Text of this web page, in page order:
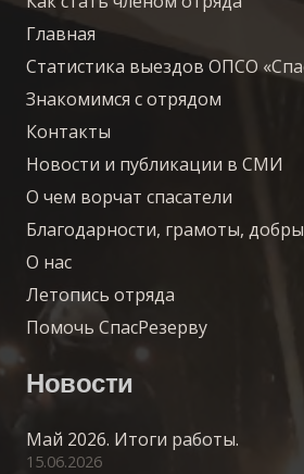
Главная
Статистика выездов ОПСО
Знакомимся с отрядом
Контакты
Новости и публикации в СМИ
О чем ворчат спасатели
Благодарности, грамоты,
О нас
Летопись отряда
Помочь СпасРезерву
Новости
Май 2026. Итоги работы.
15.06.2026